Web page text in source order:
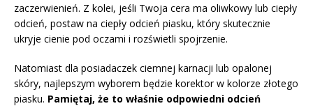
zaczerwienień. Z kolei, jeśli Twoja cera ma oliwkowy lub ciepły
odcień, postaw na ciepły odcień piasku, który skutecznie
ukryje cienie pod oczami i rozświetli spojrzenie.
Natomiast dla posiadaczek ciemnej karnacji lub opalonej
skóry, najlepszym wyborem będzie korektor w kolorze złotego
piasku. Pamiętaj, że to właśnie odpowiedni odcień